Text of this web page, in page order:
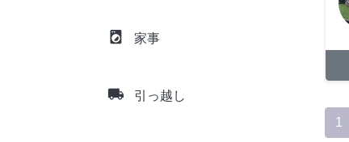
local_laundry_service 家事
local_shipping 引っ越し
1